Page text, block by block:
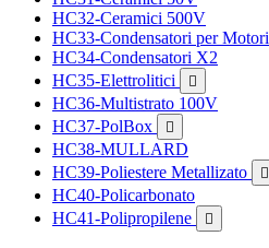
HC32-Ceramici 500V
HC33-Condensatori per Motori
HC34-Condensatori X2
HC35-Elettrolitici

HC36-Multistrato 100V
HC37-PolBox

HC38-MULLARD
HC39-Poliestere Metallizato

HC40-Policarbonato
HC41-Polipropilene
